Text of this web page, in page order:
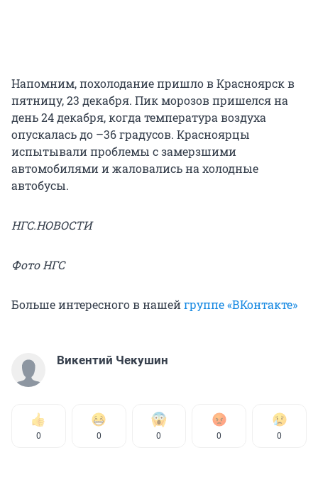
Напомним, похолодание пришло в Красноярск в
пятницу, 23 декабря. Пик морозов пришелся на
день 24 декабря, когда температура воздуха
опускалась до –36 градусов. Красноярцы
испытывали проблемы с замерзшими
автомобилями и жаловались на холодные
автобусы.
НГС.НОВОСТИ
Фото НГС
Больше интересного в нашейгруппе «ВКонтакте»
Викентий Чекушин
0 0 0 0 0